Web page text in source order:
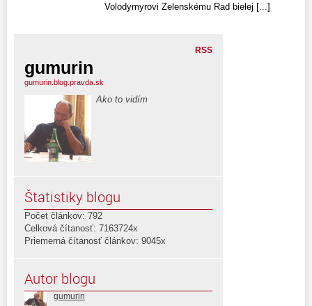
Volodymyrovi Zelenskému Rad bielej [...]
RSS
gumurin
gumurin.blog.pravda.sk
Ako to vidím
Štatistiky blogu
Počet článkov: 792
Celková čítanosť: 7163724x
Priemerná čítanosť článkov: 9045x
Autor blogu
gumurin